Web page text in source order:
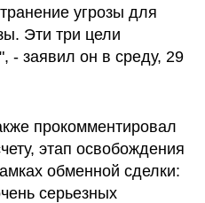
угрозы для
Эти три цели
- заявил он в среду, 29
прокомментировал
этап освобождения
обменной сделки:
серьезных